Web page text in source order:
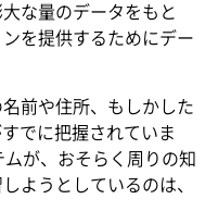
な量のデータをもと
を提供するためにデー
前や住所、もしかした
でに把握されていま
が、おそらく周りの知
ようとしているのは、